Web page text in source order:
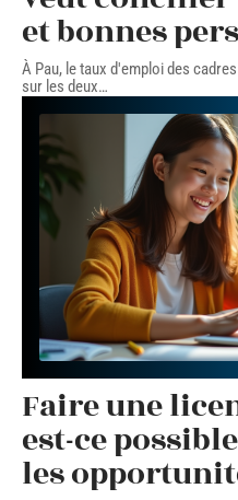
et bonnes
À Pau, le taux d'emploi des
sur les deux…
Faire une
est-ce
les